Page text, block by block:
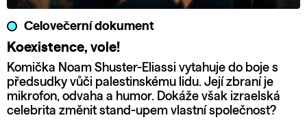
Celovečerní dokument
Koexistence, vole!
Komička Noam Shuster-Eliassi vytahuje do boje s
předsudky vůči palestinskému lidu. Její zbraní je
mikrofon, odvaha a humor. Dokáže však izraelská
celebrita změnit stand-upem vlastní společnost?